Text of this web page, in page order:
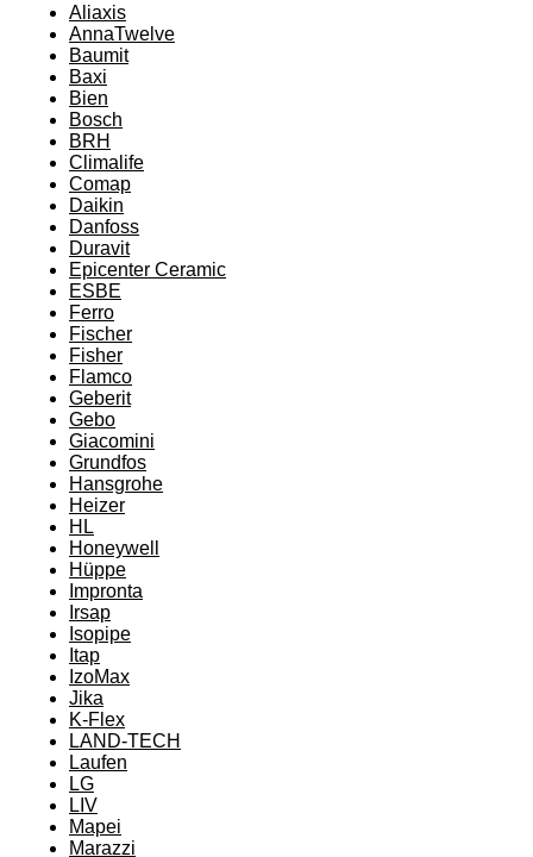
Aliaxis
AnnaTwelve
Baumit
Baxi
Bien
Bosch
BRH
Climalife
Comap
Daikin
Danfoss
Duravit
Epicenter Ceramic
ESBE
Ferro
Fischer
Fisher
Flamco
Geberit
Gebo
Giacomini
Grundfos
Hansgrohe
Heizer
HL
Honeywell
Hüppe
Impronta
Irsap
Isopipe
Itap
IzoMax
Jika
K-Flex
LAND-TECH
Laufen
LG
LIV
Mapei
Marazzi